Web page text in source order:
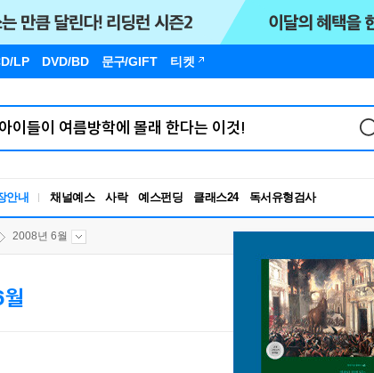
LP DVD/BD 문구/GIFT 티켓
안내 채널예스 사락 예스펀딩 클래스24
독서유형검사
RBTI Lab
독서유형검사
2008년 6월